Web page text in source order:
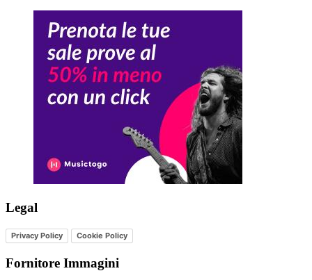
Legal
Privacy Policy Cookie Policy
Fornitore Immagini